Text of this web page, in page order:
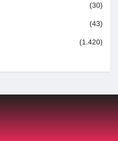
(30)
(43)
(1.420)